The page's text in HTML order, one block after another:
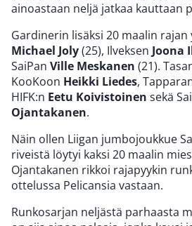
ainoastaan neljä jatkaa kauttaan
Gardinerin lisäksi 20 maalin rajan
Michael Joly(25), Ilveksen Joona
SaiPan Ville Meskanen (21).
KooKoon Heikki Liedes,
HIFK:n Eetu Koivistoinen sekä
Ojantakanen.
Näin ollen Liigan jumbojoukkue
riveistä löytyi kaksi 20 maalin
Ojantakanen rikkoi rajapyykin
ottelussa Pelicansia vastaan.
Runkosarjan neljästä parhaasta